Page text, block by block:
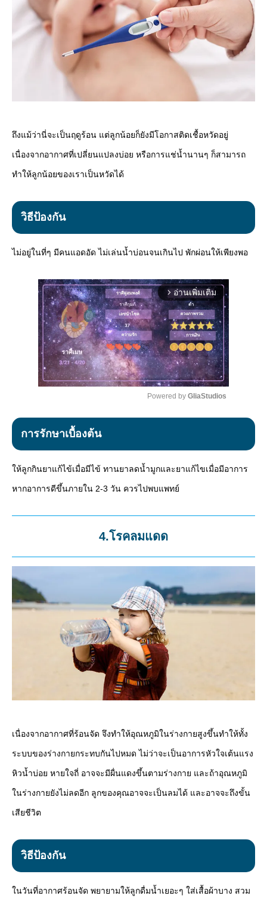
ถึงแม้ว่านี่จะเป็นฤดูร้อน แต่ลูกน้อยก็ยังมีโอกาสติดเชื้อหวัดอยู่
เนื่องจากอากาศที่เปลี่ยนแปลงบ่อย หรือการแช่น้ำนานๆ ก็สามารถ
ทำให้ลูกน้อยของเราเป็นหวัดได้
วิธีป้องกัน
ไม่อยู่ในที่ๆ มีคนแอดอัด ไม่เล่นน้ำบ่อนจนเกินไป พักผ่อนให้เพียงพอ
arrow_forward_ios อ่านเพิ่มเติม
Mute
Powered by GliaStudios
การรักษาเบื้องต้น
ให้ลูกกินยาแก้ไข้เมื่อมีไข้ ทานยาลดน้ำมูกและยาแก้ไขเมื่อมีอาการ
หากอาการดีขึ้นภายใน 2-3 วัน ควรไปพบแพทย์
4.โรคลมแดด
เนื่องจากอากาศที่ร้อนจัด จึงทำให้อุณหภูมิในร่างกายสูงขึ้นทำให้ทั้ง
ระบบของร่างกายกระทบกันไปหมด ไม่ว่าจะเป็นอาการหัวใจเต้นแรง
หิวน้ำบ่อย หายใจถี่ อาจจะมีผื่นแดงขึ้นตามร่างกาย และถ้าอุณหภูมิ
ในร่างกายยังไม่ลดอีก ลูกของคุณอาจจะเป็นลมได้ และอาจจะถึงขั้น
เสียชีวิต
วิธีป้องกัน
ในวันที่อากาศร้อนจัด พยายามให้ลูกดื่มน้ำเยอะๆ ใส่เสื้อผ้าบาง สวม